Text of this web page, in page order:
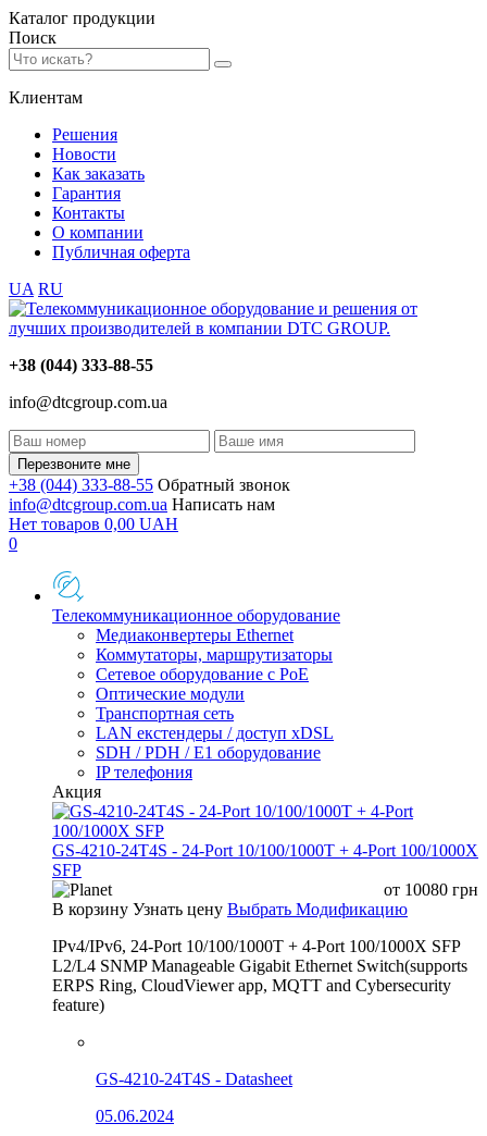
Каталог продукции
Поиск
Клиентам
Решения
Новости
Как заказать
Гарантия
Контакты
О компании
Публичная оферта
UA RU
+38 (044) 333-88-55
info@dtcgroup.com.ua
Перезвоните мне
+38 (044) 333-88-55 Обратный звонок
info@dtcgroup.com.ua Написать нам
Нет товаров 0,00 UAH
0
Телекоммуникационное оборудование
Медиаконвертеры Ethernet
Коммутаторы, маршрутизаторы
Сетевое оборудование с PoE
Оптические модули
Транспортная сеть
LAN екстендеры / доступ xDSL
SDH / PDH / E1 оборудование
IP телефония
Акция
GS-4210-24T4S - 24-Port 10/100/1000T + 4-Port 100/1000X
SFP
от 10080 грн
В корзину Узнать цену Выбрать Модификацию
IPv4/IPv6, 24-Port 10/100/1000T + 4-Port 100/1000X SFP
L2/L4 SNMP Manageable Gigabit Ethernet Switch(supports
ERPS Ring, CloudViewer app, MQTT and Cybersecurity
feature)
GS-4210-24T4S - Datasheet
05.06.2024